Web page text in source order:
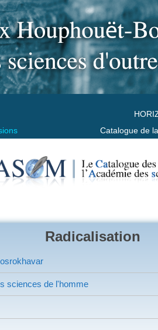
Catalogue de
Radicalisation
sciences de l'homme